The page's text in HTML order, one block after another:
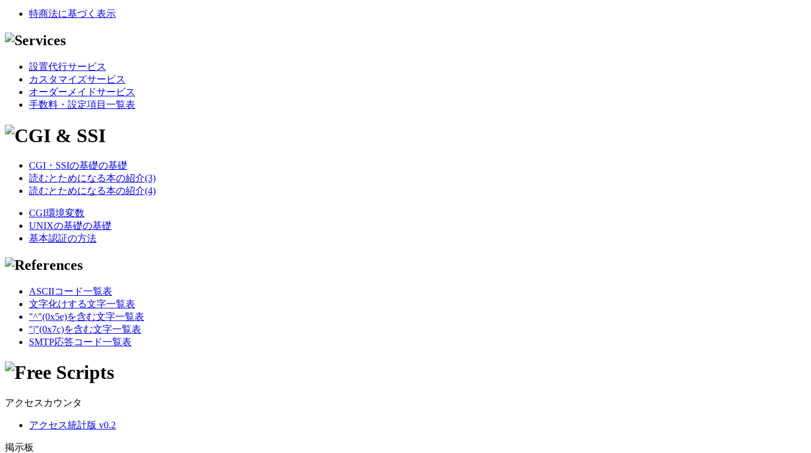
特商法に基づく表示
設置代行サービス
カスタマイズサービス
オーダーメイドサービス
手数料・設定項目一覧表
CGI・SSIの基礎の基礎
読むとためになる本の紹介(3)
読むとためになる本の紹介(4)
CGI環境変数
UNIXの基礎の基礎
基本認証の方法
ASCIIコード一覧表
文字化けする文字一覧表
"^"(0x5e)を含む文字一覧表
"|"(0x7c)を含む文字一覧表
SMTP応答コード一覧表
アクセスカウンタ
アクセス統計版 v0.2
掲示板